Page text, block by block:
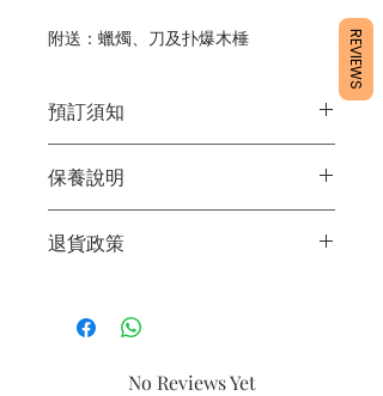
附送：蠟燭、刀及扑爆木棰
預訂須知
定日期取貨請提早10 - 14天前落單🤗
2/ 下單後24小時內會有專人電郵確認訂
單
3/ 取貨時需要出示確認訊息 或 訂單編
店】
6/ 送貨訂單：本店只提供營業時間內送
保養說明
2/ 運送時避免大力搖晃
退貨政策
作，不設退換。
No Reviews Yet
REVIEWS